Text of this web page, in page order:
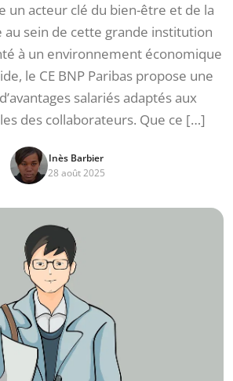
un acteur clé du bien-être et de la
au sein de cette grande institution
à un environnement économique
le CE BNP Paribas propose une
salariés adaptés aux
des collaborateurs. Que ce […]
Inès Barbier
28 août 2025